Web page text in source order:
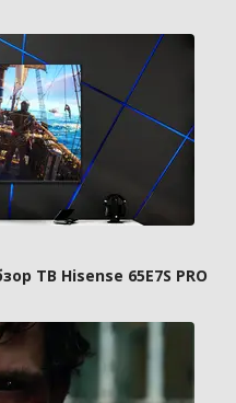
ТВ Hisense 65E7S PRO